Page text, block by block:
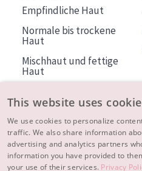
Empfindliche Haut
Normale bis trockene
Haut
Mischhaut und fettige
Haut
Haut
ÜBER DIADERMINE
Mehr über uns
This website uses
We use cookies to personalize
traffic. We also share information
advertising and analytics partners
information you have provided to
your use of their services. Privacy